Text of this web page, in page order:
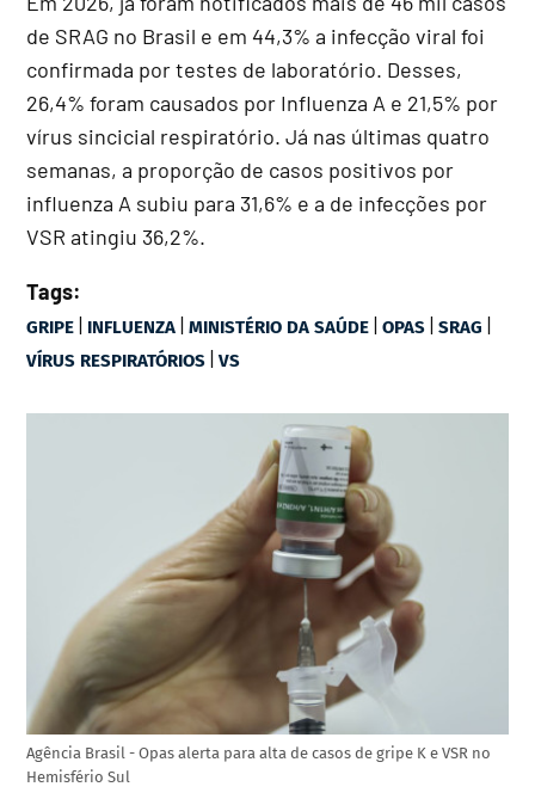
de SRAG no Brasil e em 44,3% a infecção viral foi
confirmada por testes de laboratório. Desses,
26,4% foram causados por Influenza A e 21,5% por
vírus sincicial respiratório. Já nas últimas quatro
semanas, a proporção de casos positivos por
influenza A subiu para 31,6% e a de infecções por
VSR atingiu 36,2%.
Tags:
GRIPE | INFLUENZA |MINISTÉRIO DA SAÚDE |OPAS |SRAG |
VÍRUS RESPIRATÓRIOS |VS
Agência Brasil - Opas alerta para alta de casos de gripe K e VSR no
Hemisfério Sul